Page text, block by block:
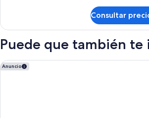
Consultar
Puede que también te
Anuncio
Barceló Tenerife